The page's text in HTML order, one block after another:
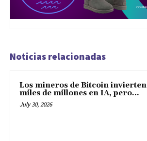
Noticias relacionadas
Los mineros de Bitcoin invierten
miles de millones en IA, pero...
July 30, 2026